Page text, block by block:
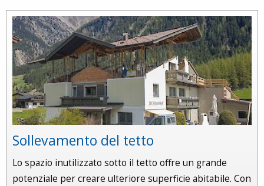
Sollevamento del tetto
Lo spazio inutilizzato sotto il tetto offre un grande
potenziale per creare ulteriore superficie abitabile. Con